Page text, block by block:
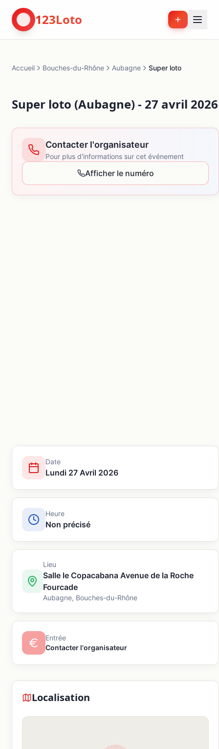
123Loto
Accueil Bouches-du-Rhône Aubagne Super loto
Super loto (Aubagne) - 27 avril 2026
Contacter l'organisateur
Pour plus d'informations sur cet événement
Afficher le numéro
Date
Lundi 27 Avril 2026
Heure
Non précisé
Lieu
Salle le Copacabana Avenue de la Roche
Fourcade
Aubagne, Bouches-du-Rhône
Entrée
Contacter l'organisateur
Localisation